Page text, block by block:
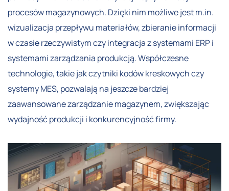
procesów magazynowych. Dzięki nim możliwe jest m.in.
wizualizacja przepływu materiałów, zbieranie informacji
w czasie rzeczywistym czy integracja z systemami ERP i
systemami zarządzania produkcją. Współczesne
technologie, takie jak czytniki kodów kreskowych czy
systemy MES, pozwalają na jeszcze bardziej
zaawansowane zarządzanie magazynem, zwiększając
wydajność produkcji i konkurencyjność firmy.